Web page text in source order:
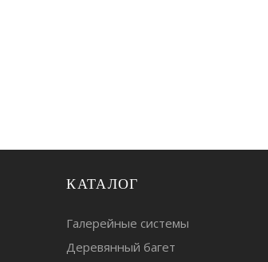
КАТАЛОГ
Галерейные системы
Деревянный багет